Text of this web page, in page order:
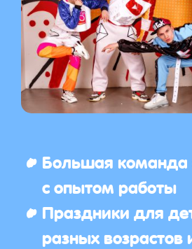
Большая команда
с опытом работы
Праздники для
разных возрастов